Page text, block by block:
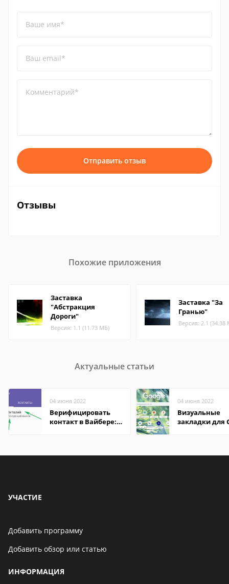
Ваше имя*
Ваш email*
Комментарий*
Отправить отзыв
Отзывы
Похожие приложения
Заставка
"Абстракция
Дороги"
Версия: 1.1 (11.73 МБ)
Заставка "За
Гранью"
Версия: 2.1 (34.38
Актуальные статьи
04 июня 2022
Верифицировать
контакт в Вайбере:
04 июня 2022
Визуальные
закладки для
УЧАСТИЕ
Добавить программу
Добавить обзор или статью
ИНФОРМАЦИЯ